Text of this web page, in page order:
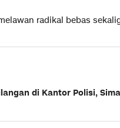
radikal bebas
di Kantor Polisi,